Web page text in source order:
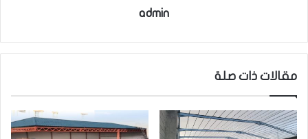
admin
مقالات ذات صلة